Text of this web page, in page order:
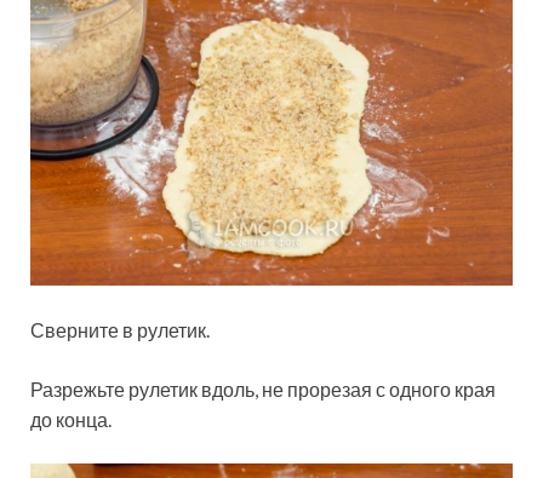
Сверните в рулетик.
Разрежьте рулетик вдоль, не прорезая с одного края
до конца.